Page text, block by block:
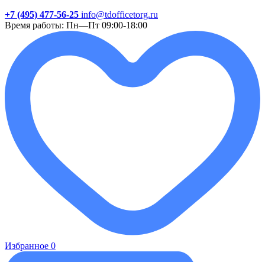
+7 (495) 477-56-25 info@tdofficetorg.ru
Время работы: Пн—Пт 09:00-18:00
Избранное 0